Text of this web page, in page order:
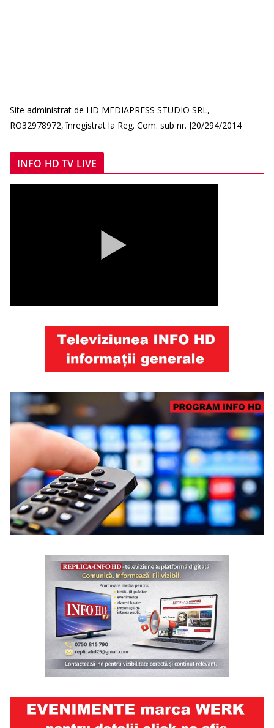
Site administrat de HD MEDIAPRESS STUDIO SRL,
RO32978972, înregistrat la Reg. Com. sub nr. J20/294/2014
INFO HD TV LIVE